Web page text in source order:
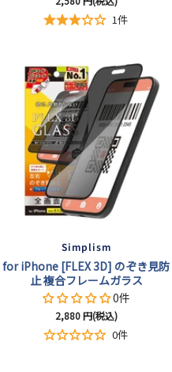
ー
格
1件
Simplism
for iPhone [FLEX 3D] のぞき見防
止 複合フレームガラス
0件
セ
ー
2,880円(税込)
0件